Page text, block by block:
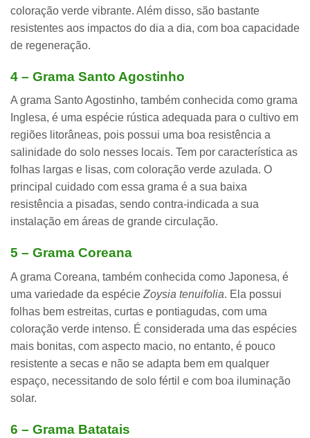
coloração verde vibrante. Além disso, são bastante
resistentes aos impactos do dia a dia, com boa capacidade
de regeneração.
4 – Grama Santo Agostinho
A grama Santo Agostinho, também conhecida como grama
Inglesa, é uma espécie rústica adequada para o cultivo em
regiões litorâneas, pois possui uma boa resistência a
salinidade do solo nesses locais. Tem por característica as
folhas largas e lisas, com coloração verde azulada. O
principal cuidado com essa grama é a sua baixa
resistência a pisadas, sendo contra-indicada a sua
instalação em áreas de grande circulação.
5 – Grama Coreana
A grama Coreana, também conhecida como Japonesa, é
uma variedade da espécie Zoysia tenuifolia. Ela possui
folhas bem estreitas, curtas e pontiagudas, com uma
coloração verde intenso. É considerada uma das espécies
mais bonitas, com aspecto macio, no entanto, é pouco
resistente a secas e não se adapta bem em qualquer
espaço, necessitando de solo fértil e com boa iluminação
solar.
6 – Grama Batatais